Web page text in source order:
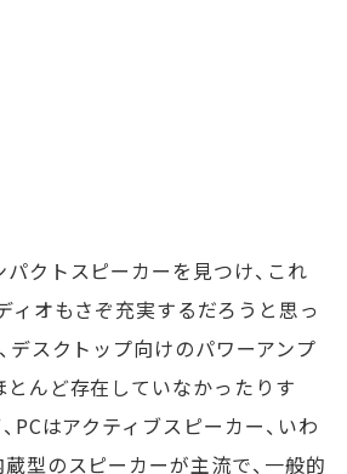
クトスピーカーを見つけ、これ
ィオもさぞ充実するだろうと思っ
デスクトップ向けのパワーアンプ
んど存在していなかったりす
PCはアクティブスピーカー、いわ
型のスピーカーが主流で、一般的